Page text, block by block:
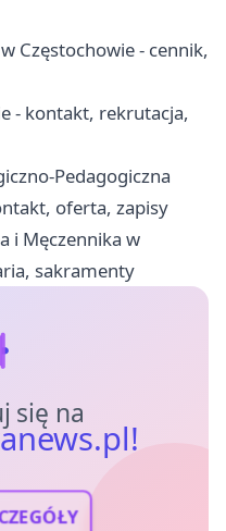
Częstochowie - cennik,
- kontakt, rekrutacja,
Pedagogiczna
oferta, zapisy
i Męczennika w
sakramenty
się na